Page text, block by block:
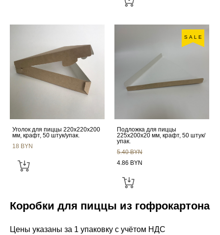
Уголок для пиццы 220x220x200
мм, крафт, 50 штук/упак.
18 BYN
SALE
Подложка для пиццы
225x200x20 мм, крафт, 50 штук/
упак.
5.40 BYN
4.86 BYN
​​Коробки для пиццы из гофрокартона
Цены указаны за 1 упаковку с учётом НДС